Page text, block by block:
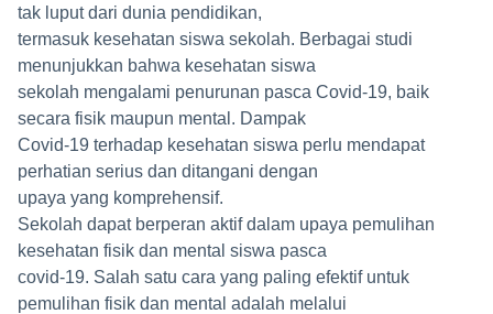
tak luput dari dunia pendidikan,
termasuk kesehatan siswa sekolah. Berbagai studi
menunjukkan bahwa kesehatan siswa
sekolah mengalami penurunan pasca Covid-19, baik
secara fisik maupun mental. Dampak
Covid-19 terhadap kesehatan siswa perlu mendapat
perhatian serius dan ditangani dengan
upaya yang komprehensif.
Sekolah dapat berperan aktif dalam upaya pemulihan
kesehatan fisik dan mental siswa pasca
covid-19. Salah satu cara yang paling efektif untuk
pemulihan fisik dan mental adalah melalui